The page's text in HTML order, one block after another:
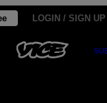
LOGIN / SIGN UP